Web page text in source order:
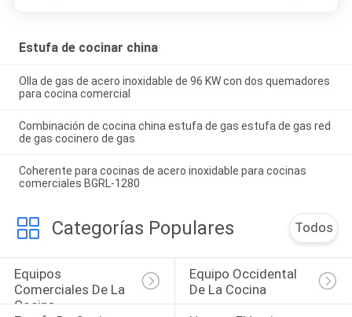
Estufa de cocinar china
Olla de gas de acero inoxidable de 96 KW con dos quemadores
para cocina comercial
Combinación de cocina china estufa de gas estufa de gas red
de gas cocinero de gas
Coherente para cocinas de acero inoxidable para cocinas
comerciales BGRL-1280
Categorías Populares Todos
Equipos
Comerciales De La
Cocina
Equipo Occidental
De La Cocina